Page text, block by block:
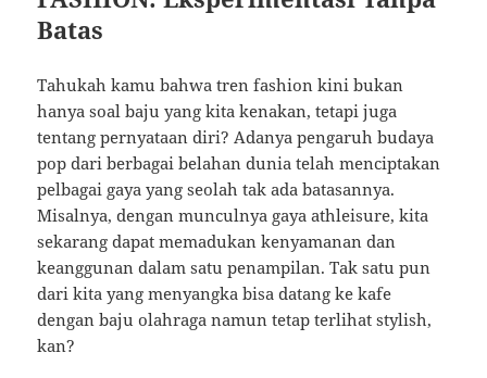
Batas
Tahukah kamu bahwa tren fashion kini bukan
hanya soal baju yang kita kenakan, tetapi juga
tentang pernyataan diri? Adanya pengaruh budaya
pop dari berbagai belahan dunia telah menciptakan
pelbagai gaya yang seolah tak ada batasannya.
Misalnya, dengan munculnya gaya athleisure, kita
sekarang dapat memadukan kenyamanan dan
keanggunan dalam satu penampilan. Tak satu pun
dari kita yang menyangka bisa datang ke kafe
dengan baju olahraga namun tetap terlihat stylish,
kan?